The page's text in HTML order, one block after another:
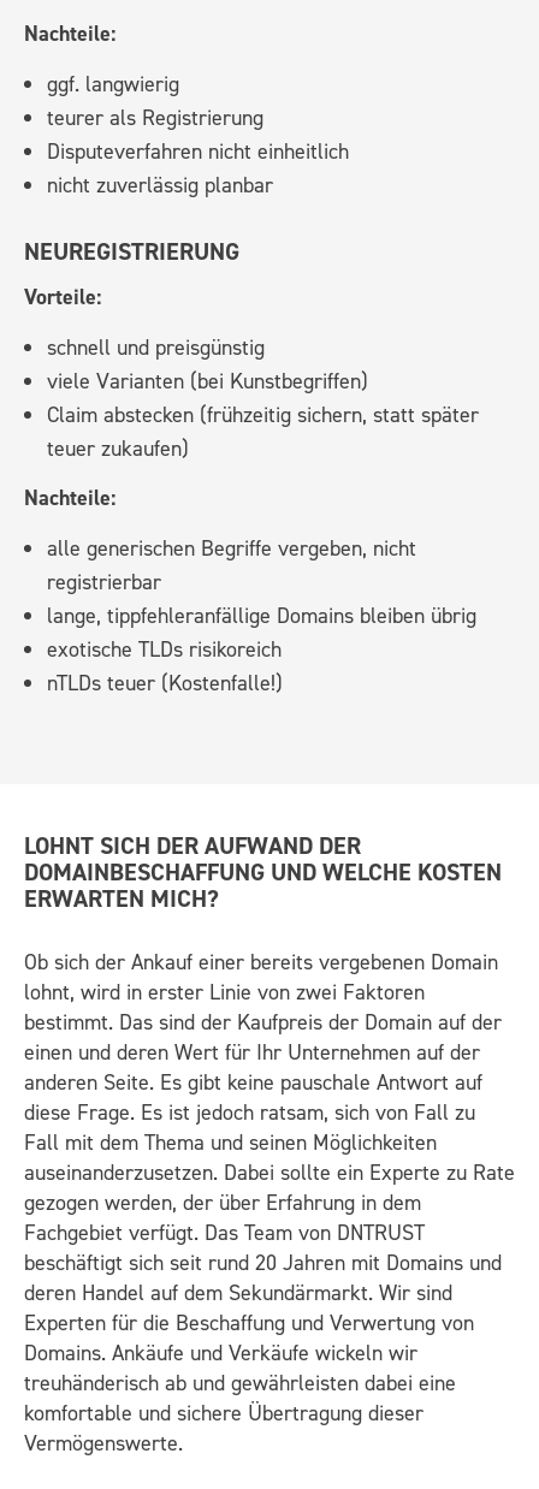
Nachteile:
ggf. langwierig
teurer als Registrierung
Disputeverfahren nicht einheitlich
nicht zuverlässig planbar
NEUREGISTRIERUNG
Vorteile:
schnell und preisgünstig
viele Varianten (bei Kunstbegriffen)
Claim abstecken (frühzeitig sichern, statt später
teuer zukaufen)
Nachteile:
alle generischen Begriffe vergeben, nicht
registrierbar
lange, tippfehleranfällige Domains bleiben übrig
exotische TLDs risikoreich
nTLDs teuer (Kostenfalle!)
LOHNT SICH DER AUFWAND DER
DOMAINBESCHAFFUNG UND WELCHE KOSTEN
ERWARTEN MICH?
Ob sich der Ankauf einer bereits vergebenen Domain
lohnt, wird in erster Linie von zwei Faktoren
bestimmt. Das sind der Kaufpreis der Domain auf der
einen und deren Wert für Ihr Unternehmen auf der
anderen Seite. Es gibt keine pauschale Antwort auf
diese Frage. Es ist jedoch ratsam, sich von Fall zu
Fall mit dem Thema und seinen Möglichkeiten
auseinanderzusetzen. Dabei sollte ein Experte zu Rate
gezogen werden, der über Erfahrung in dem
Fachgebiet verfügt. Das Team von DNTRUST
beschäftigt sich seit rund 20 Jahren mit Domains und
deren Handel auf dem Sekundärmarkt. Wir sind
Experten für die Beschaffung und Verwertung von
Domains. Ankäufe und Verkäufe wickeln wir
treuhänderisch ab und gewährleisten dabei eine
komfortable und sichere Übertragung dieser
Vermögenswerte.